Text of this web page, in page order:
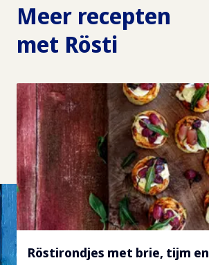
Meer recepten
met Rösti
Röstirondjes met brie, tijm en